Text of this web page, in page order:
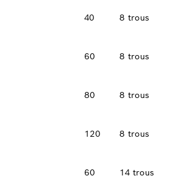
40 8 trous
60 8 trous
80 8 trous
120 8 trous
60 14 trous